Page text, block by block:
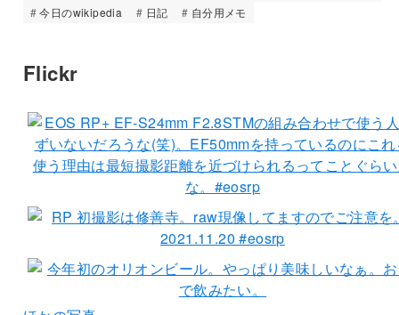
今日のwikipedia
日記 自分用メモ
Flickr